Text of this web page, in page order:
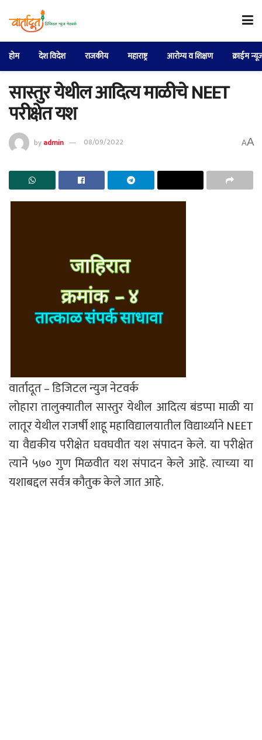
होम देश विदेश राजकीय महाराष्ट्र आरोग्य व शिक्षण क्राईम
सास्तुर येथील आदित्य माळीचे NEET
परीक्षेत यश
byadmin 08/09/2022 AA
वार्तादूत – डिजिटल न्युज नेटवर्क
लोहारा तालुक्यातील सास्तुर येथील आदित्य बंडप्पा माळी या
लातूर येथील राजर्षी शाहू महाविद्यालयातील विद्यार्थ्याने NEET
या वैद्यकीय परीक्षेत घवघवीत यश संपादन केले. या परीक्षेत
त्याने ५७० गुण मिळवीत यश संपादन केले आहे. त्याच्या या
यशाबद्दल सर्वत्र कौतुक केले जात आहे.